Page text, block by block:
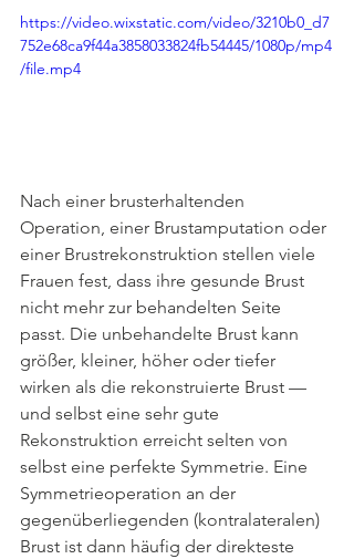
https://video.wixstatic.com/video/3210b0_d7
752e68ca9f44a3858033824fb54445/1080p/mp4
/file.mp4
Nach einer brusterhaltenden
Operation, einer Brustamputation oder
einer Brustrekonstruktion stellen viele
Frauen fest, dass ihre gesunde Brust
nicht mehr zur behandelten Seite
passt. Die unbehandelte Brust kann
größer, kleiner, höher oder tiefer
wirken als die rekonstruierte Brust —
und selbst eine sehr gute
Rekonstruktion erreicht selten von
selbst eine perfekte Symmetrie. Eine
Symmetrieoperation an der
gegenüberliegenden (kontralateralen)
Brust ist dann häufig der direkteste